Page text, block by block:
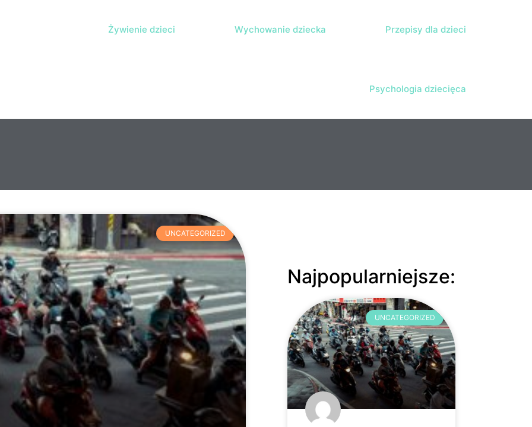
Żywienie dzieci Wychowanie dziecka Przepisy dla dzieci
Psychologia dziecięca
UNCATEGORIZED
Najpopularniejsze:
UNCATEGORIZED